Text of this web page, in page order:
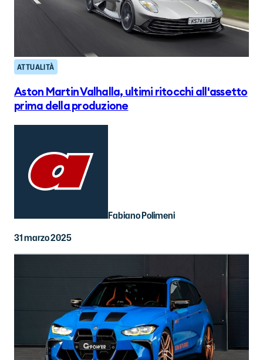
ATTUALITÀ
Aston Martin Valhalla, ultimi ritocchi all'assetto
prima della produzione
Fabiano Polimeni
31 marzo 2025